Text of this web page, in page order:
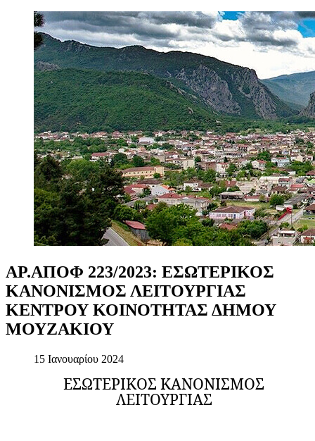
ΑΡ.ΑΠΟΦ 223/2023: ΕΣΩΤΕΡΙΚΟΣ
ΚΑΝΟΝΙΣΜΟΣ ΛΕΙΤΟΥΡΓΙΑΣ
ΚΕΝΤΡΟΥ ΚΟΙΝΟΤΗΤΑΣ ΔΗΜΟΥ
ΜΟΥΖΑΚΙΟΥ
15 Ιανουαρίου 2024
ΕΣΩΤΕΡΙΚΟΣ ΚΑΝΟΝΙΣΜΟΣ
ΛΕΙΤΟΥΡΓΙΑΣ